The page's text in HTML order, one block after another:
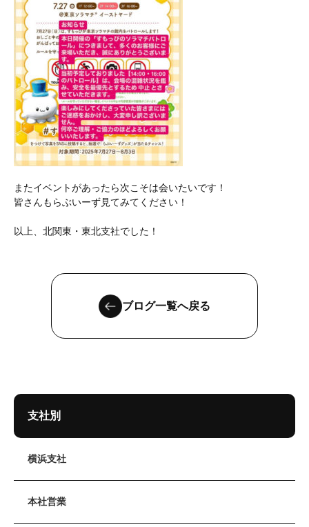
またイベントがあったら次こそは会いたいです！
皆さんもらぶいーず見てみてください！
以上、北関東・東北支社でした！
ブログ一覧へ戻る
支社別
横浜支社
本社営業